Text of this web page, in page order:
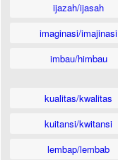
ijazah/ijasah
imaginasi/imajinasi
imbau/himbau
kualitas/kwalitas
kuitansi/kwitansi
lembap/lembab